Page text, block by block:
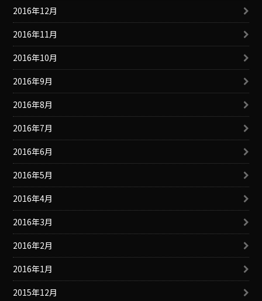
2016年12月
2016年11月
2016年10月
2016年9月
2016年8月
2016年7月
2016年6月
2016年5月
2016年4月
2016年3月
2016年2月
2016年1月
2015年12月